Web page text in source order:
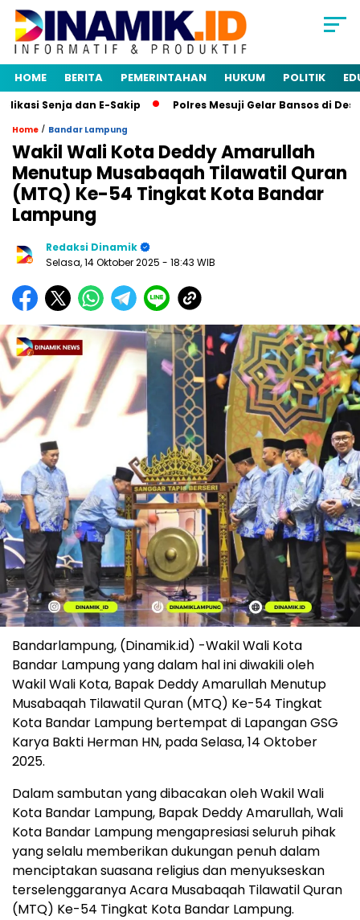
HOME BERITA PEMERINTAHAN HUKUM POLITIK
Senja dan E-Sakip Polres Mesuji Gelar Bansos di Desa
Home / Bandar Lampung
Wakil Wali Kota Deddy Amarullah
Menutup Musabaqah Tilawatil Quran
(MTQ) Ke-54 Tingkat Kota Bandar
Lampung
Redaksi Dinamik
Selasa, 14 Oktober 2025 - 18:43 WIB
Bandarlampung, (Dinamik.id) -Wakil Wali Kota
Bandar Lampung yang dalam hal ini diwakili oleh
Wakil Wali Kota, Bapak Deddy Amarullah Menutup
Musabaqah Tilawatil Quran (MTQ) Ke-54 Tingkat
Kota Bandar Lampung bertempat di Lapangan GSG
Karya Bakti Herman HN, pada Selasa, 14 Oktober
2025.
Dalam sambutan yang dibacakan oleh Wakil Wali
Kota Bandar Lampung, Bapak Deddy Amarullah, Wali
Kota Bandar Lampung mengapresiasi seluruh pihak
yang selalu memberikan dukungan penuh dalam
menciptakan suasana religius dan menyukseskan
terselenggaranya Acara Musabaqah Tilawatil Quran
(MTQ) Ke-54 Tingkat Kota Bandar Lampung.